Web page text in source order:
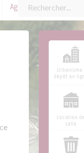
Agenda
Urbanisme :
dépôt en
Location de
salle